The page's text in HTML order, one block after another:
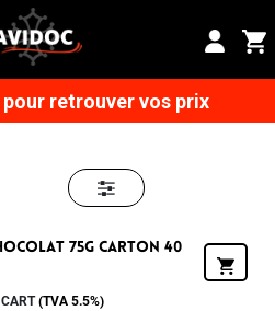
retrouver vos prix
75g Carton 40
CART(TVA 5.5%)